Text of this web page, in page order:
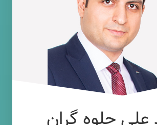
جلوه گران